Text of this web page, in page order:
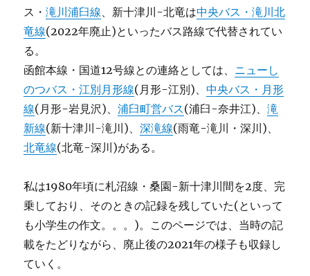
ス・滝川浦臼線、新十津川-北竜は中央バス・滝川北
竜線(2022年廃止)といったバス路線で代替されてい
る。
函館本線・国道12号線との連絡としては、 ニューし
のつバス・江別月形線(月形-江別)、中央バス・月形
線(月形-岩見沢)、浦臼町営バス(浦臼-奈井江)、滝
新線(新十津川-滝川)、深滝線(雨竜-滝川・深川)、
北竜線(北竜-深川)がある。
私は1980年頃に札沼線・桑園-新十津川間を2度、完
乗しており、そのときの記録を残していた(といって
も小学生の作文。。。)。このページでは、当時の記
載をたどりながら、廃止後の2021年の様子も収録し
ていく。